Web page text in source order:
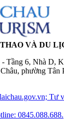
VÀ DU
Tầng 6, Nhà D,
phường Tân
Tư
0845.088.688.